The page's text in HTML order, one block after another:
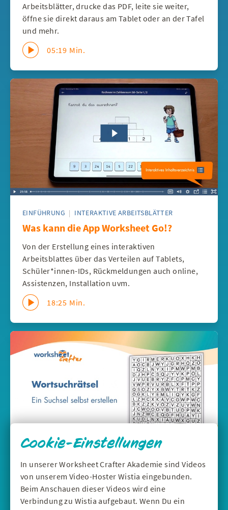
Cookie-Einstellungen
In unserer Worksheet Crafter Akademie sind Videos
von unserem Video-Hoster Wistia eingebunden.
Beim Anschauen dieser Videos wird eine
Verbindung zu Wistia aufgebaut. Wenn Du ein
Arbeitsblätter, drucke das PDF, leite sie weiter,
öffne sie direkt daraus am Tablet oder an der Tafel
und mehr.
05:19 Min.
EINFÜHRUNG | INTERAKTIVE ARBEITSBLÄTTER
Was kann die App Worksheet Go!?
Von der Erstellung eines interaktiven
Arbeitsblattes über das Verteilen auf Tablets,
Schüler*innen-IDs, Rückmeldungen auch online,
Assistenzen, Installation uvm.
18:25 Min.
DEUTSCH | WERKZEUGE
Wortsuchrätsel selbst erstellen - Suchsel
im Worksheet Crafter